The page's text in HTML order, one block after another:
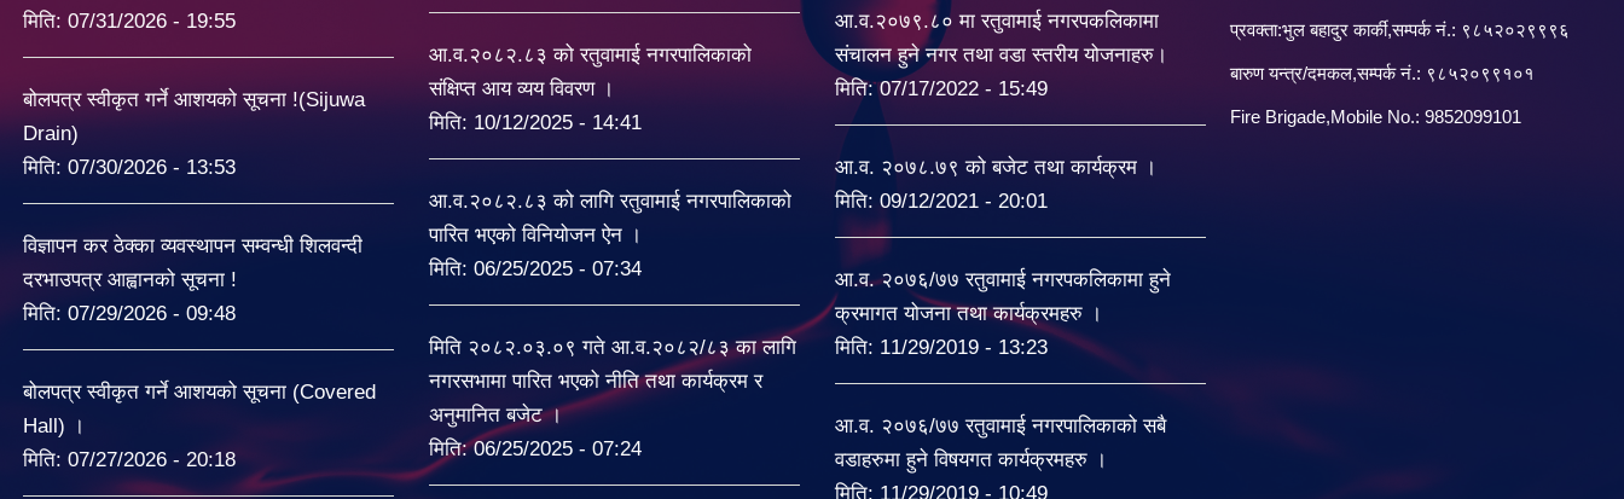
मिति: 07/31/2026 - 19:55
बोलपत्र स्वीकृत गर्ने आशयको सूचना !(Sijuwa
Drain)
मिति: 07/30/2026 - 13:53
विज्ञापन कर ठेक्का व्यवस्थापन सम्वन्धी शिलवन्दी
दरभाउपत्र आह्वानको सूचना !
मिति: 07/29/2026 - 09:48
बोलपत्र स्वीकृत गर्ने आशयको सूचना (Covered
Hall) ।
मिति: 07/27/2026 - 20:18
आ.व.२०८२.८३ को रतुवामाई नगरपालिकाको
संक्षिप्त आय व्यय विवरण ।
मिति: 10/12/2025 - 14:41
आ.व.२०८२.८३ को लागि रतुवामाई नगरपालिकाको
पारित भएको विनियोजन ऐन ।
मिति: 06/25/2025 - 07:34
मिति २०८२.०३.०९ गते आ.व.२०८२/८३ का लागि
नगरसभामा पारित भएको नीति तथा कार्यक्रम र
अनुमानित बजेट ।
मिति:06/25/2025 - 07:24
आ.व.२०७९.८० मा रतुवामाई नगरपकलिकामा
संचालन हुने नगर तथा वडा स्तरीय योजनाहरु।
मिति:07/17/2022 - 15:49
आ.व. २०७८.७९ को बजेट तथा कार्यक्रम ।
मिति: 09/12/2021 - 20:01
आ.व. २०७६/७७ रतुवामाई नगरपकलिकामा हुने
क्रमागत योजना तथा कार्यक्रमहरु ।
मिति: 11/29/2019 - 13:23
आ.व. २०७६/७७ रतुवामाई नगरपालिकाको सबै
वडाहरुमा हुने विषयगत कार्यक्रमहरु ।
मिति: 11/29/2019 - 10:49
प्रवक्ता:भुल बहादुर कार्की,सम्पर्क नं.: ९८५२०२९९९६
बारु‌ण यन्त्र/दमकल,सम्पर्क नं.: ९८५२०९९१०१
Fire Brigade,Mobile No.: 9852099101